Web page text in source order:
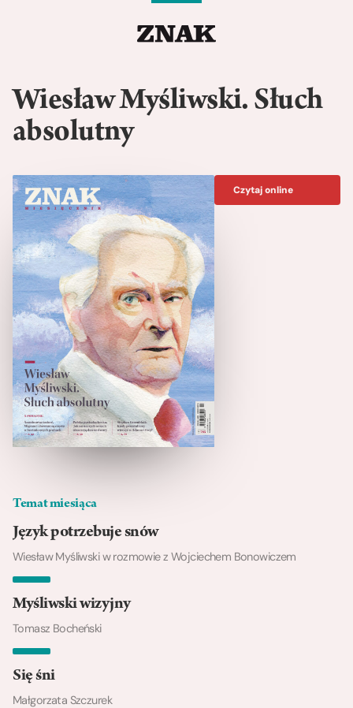
Wiesław Myśliwski. Słuch
absolutny
Temat miesiąca
Język potrzebuje snów
Wiesław Myśliwski w rozmowie z Wojciechem Bonowiczem
Myśliwski wizyjny
Tomasz Bocheński
Się śni
Małgorzata Szczurek
Czytaj online